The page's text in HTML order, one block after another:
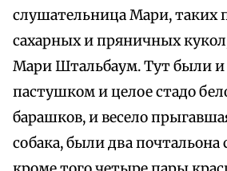
слушательница Мари, таких
сахарных и пряничных
Мари Штальбаум. Тут были и
пастушком и целое стадо
барашков, и весело
собака, были два